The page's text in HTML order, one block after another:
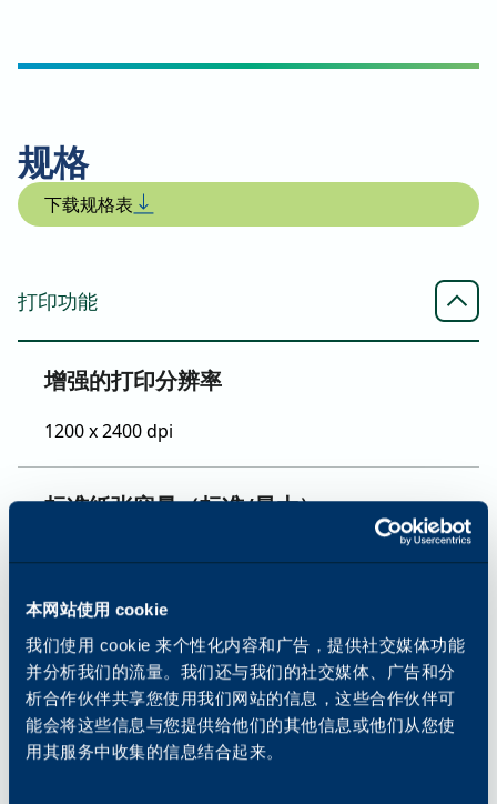
本网站使用 cookie
我们使用 cookie 来个性化内容和广告，提供社交媒体功能
并分析我们的流量。我们还与我们的社交媒体、广告和分
析合作伙伴共享您使用我们网站的信息，这些合作伙伴可
能会将这些信息与您提供给他们的其他信息或他们从您使
用其服务中收集的信息结合起来。
规格
下载规格表
打印功能
增强的打印分辨率
1200 x 2400 dpi
标准纸张容量（标准/最大）
3110/6140
纸张尺寸和重量
52 至 300 克
标准字体